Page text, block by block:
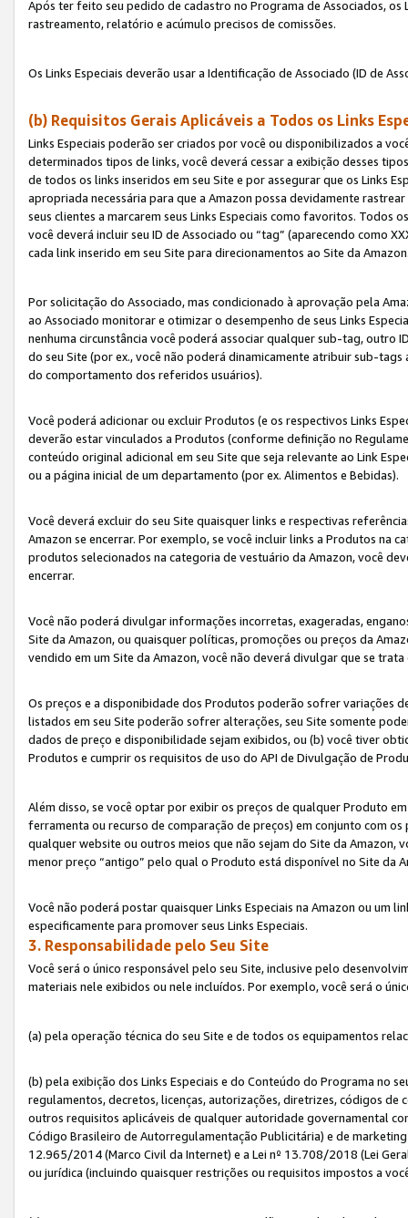
Após ter feito seu pedido de cadastro no Programa de Associados, os
rastreamento, relatório e acúmulo precisos de comissões.
Os Links Especiais deverão usar a Identificação de Associado (ID de
(b) Requisitos Gerais Aplicáveis a Todos os Links
Links Especiais poderão ser criados por você ou disponibilizados a
determinados tipos de links, você deverá cessar a exibição desses
de todos os links inseridos em seu Site e por assegurar que os Links
apropriada necessária para que a Amazon possa devidamente
seus clientes a marcarem seus Links Especiais como favoritos. Todos
você deverá incluir seu ID de Associado ou “tag” (aparecendo como
cada link inserido em seu Site para direcionamentos ao Site da
Por solicitação do Associado, mas condicionado à aprovação pela
ao Associado monitorar e otimizar o desempenho de seus Links
nenhuma circunstância você poderá associar qualquer sub-tag,
do seu Site (por ex., você não poderá dinamicamente atribuir sub-
do comportamento dos referidos usuários).
Você poderá adicionar ou excluir Produtos (e os respectivos Links
deverão estar vinculados a Produtos (conforme definição no
conteúdo original adicional em seu Site que seja relevante ao Link
ou a página inicial de um departamento (por ex. Alimentos e Bebidas).
Você deverá excluir do seu Site quaisquer links e respectivas
Amazon se encerrar. Por exemplo, se você incluir links a Produtos na
produtos selecionados na categoria de vestuário da Amazon, você
encerrar.
Você não poderá divulgar informações incorretas, exageradas,
Site da Amazon, ou quaisquer políticas, promoções ou preços da
vendido em um Site da Amazon, você não deverá divulgar que se
Os preços e a disponibidade dos Produtos poderão sofrer variações
listados em seu Site poderão sofrer alterações, seu Site somente
dados de preço e disponibilidade sejam exibidos, ou (b) você tiver
Produtos e cumprir os requisitos de uso do API de Divulgação de
Além disso, se você optar por exibir os preços de qualquer Produto
ferramenta ou recurso de comparação de preços) em conjunto com
qualquer website ou outros meios que não sejam do Site da Amazon,
menor preço “antigo” pelo qual o Produto está disponível no Site da
Você não poderá postar quaisquer Links Especiais na Amazon ou um
especificamente para promover seus Links Especiais.
3. Responsabilidade pelo Seu Site
Você será o único responsável pelo seu Site, inclusive pelo
materiais nele exibidos ou nele incluídos. Por exemplo, você será o
(a) pela operação técnica do seu Site e de todos os equipamentos
(b) pela exibição dos Links Especiais e do Conteúdo do Programa no
regulamentos, decretos, licenças, autorizações, diretrizes, códigos
outros requisitos aplicáveis de qualquer autoridade governamental
Código Brasileiro de Autorregulamentação Publicitária) e de
12.965/2014 (Marco Civil da Internet) e a Lei nº 13.708/2018 (Lei
ou jurídica (incluindo quaisquer restrições ou requisitos impostos a